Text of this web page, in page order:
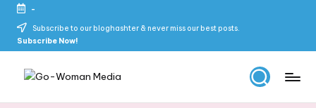
Skip
-
Subscribe to our bloghashter & never miss our best posts.
Subscribe Now!